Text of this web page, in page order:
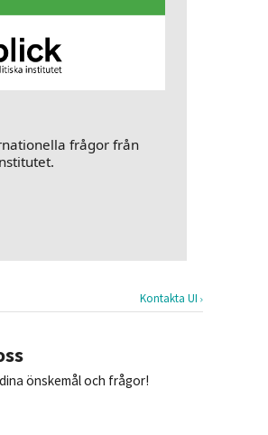
frågor från
Kontakta UI
önskemål och frågor!